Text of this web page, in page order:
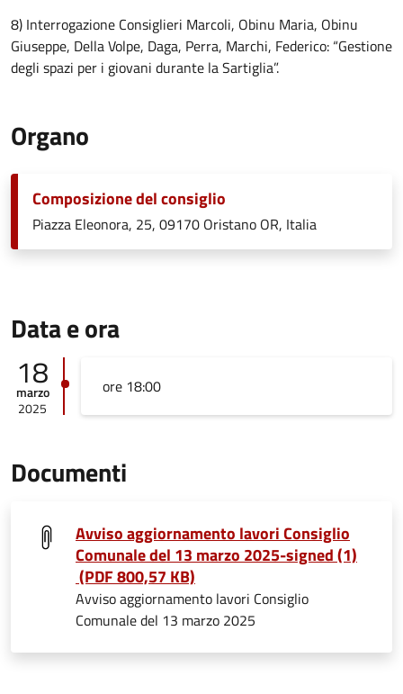
8) Interrogazione Consiglieri Marcoli, Obinu Maria, Obinu
Giuseppe, Della Volpe, Daga, Perra, Marchi, Federico: “Gestione
degli spazi per i giovani durante la Sartiglia”.
Organo
Composizione del consiglio
Piazza Eleonora, 25, 09170 Oristano OR, Italia
Data e ora
18
marzo
2025
ore 18:00
Documenti
Avviso aggiornamento lavori Consiglio
Comunale del 13 marzo 2025-signed (1)
(PDF 800,57 KB)
Avviso aggiornamento lavori Consiglio
Comunale del 13 marzo 2025